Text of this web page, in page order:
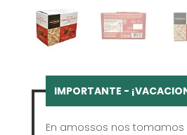
En amossos nos